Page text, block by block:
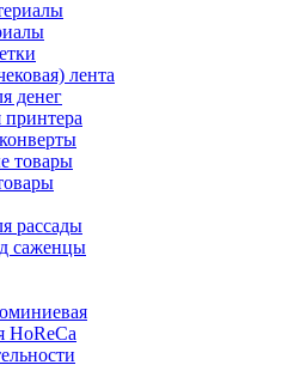
лента
денег
принтера
рассады
саженцы
HoReCa